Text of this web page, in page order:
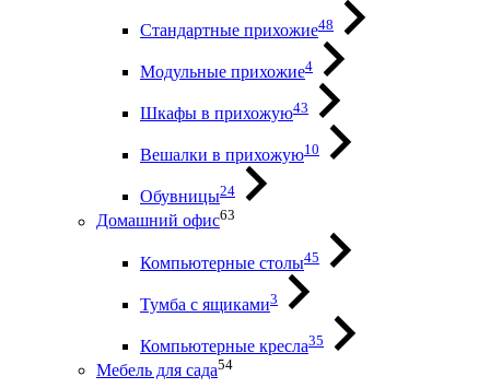
Стандартные прихожие48
Модульные прихожие4
Шкафы в прихожую43
Вешалки в прихожую10
Обувницы24
Домашний офис63
Компьютерные столы45
Тумба с ящиками3
Компьютерные кресла35
Мебель для сада54